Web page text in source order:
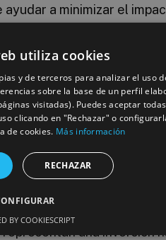
a minimizar el
en el uso de recursos
minimizando así el
de cableado, puede
Al diseñar
Esto no solo reduce
residuos electrónicos.
a minimizar el
una inversión
utiliza cookies
y de terceros para analizar el uso
sobre la base de un perfil
visitadas). Puedes aceptar
clicando en "Rechazar" o
de cookies. Más información
RECHAZAR
BY COOKIESCRIPT